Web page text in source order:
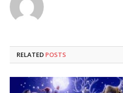
RELATED POSTS